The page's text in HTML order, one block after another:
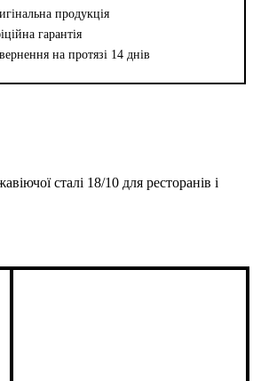
продукція
гарантія
на протязі 14 днів
сталі 18/10 для ресторанів і